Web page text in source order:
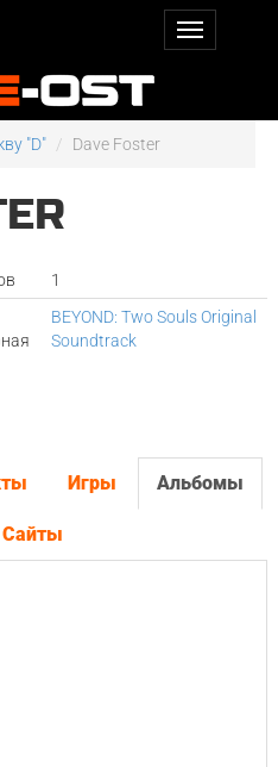
"D" Dave Foster
1
BEYOND: Two Souls Original
Soundtrack
Игры Альбомы
Сайты